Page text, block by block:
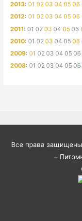
2013:01 02 03 04 05 06
2012:01 02 03 04 05 06
2011:01 02 03 04 05 06
2010:01 02 03 04 05 06
2009:01 02 03 04 05 06
2008:01 02 03 04 05 06
Все права
–